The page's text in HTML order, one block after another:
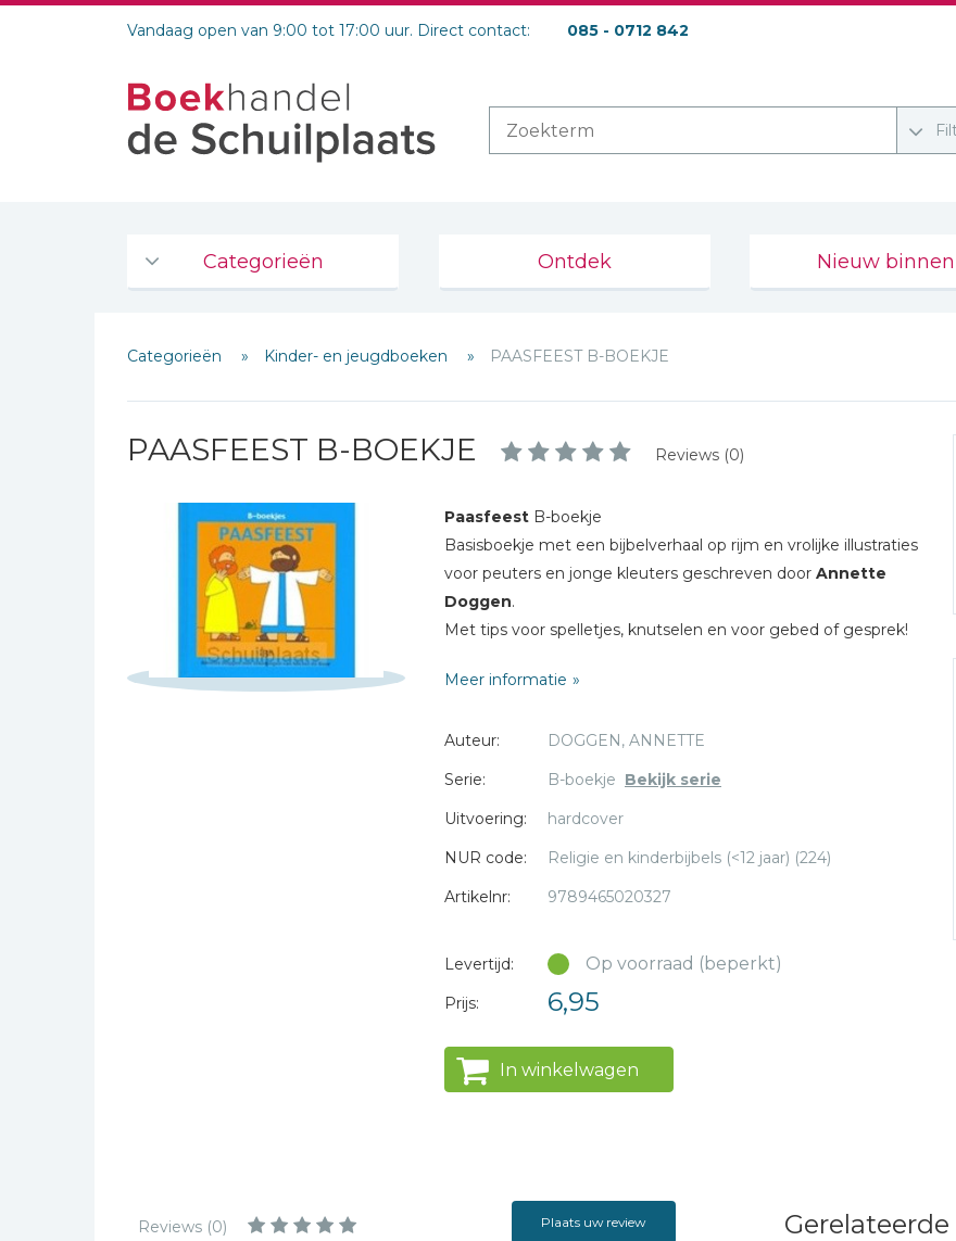
Vandaag open van 9:00 tot 17:00 uur. Direct contact: 085 - 0712 842
Categorieën
De Bijbel
Bijbelse Dagboeken 2026
Bijbelstudie groepen
Bibles Foreign
Languages
Bijbelstudie
Geloof, duurzaamheid
en mileu
Benodigdheden voor
kerken
Ontdek Nieuw binnen
Categorieën Kinder- en jeugdboeken PAASFEEST B-BOEKJE
PAASFEEST B-BOEKJE Reviews (0)
Paasfeest B-boekje
Basisboekje met een bijbelverhaal op rijm en vrolijke illustraties
voor peuters en jonge kleuters geschreven door Annette
Doggen.
Met tips voor spelletjes, knutselen en voor gebed of gesprek!
Meer informatie
Auteur:
DOGGEN, ANNETTE
Serie:
B-boekje Bekijk serie
Uitvoering:
hardcover
NUR code:
Religie en kinderbijbels (<12 jaar) (224)
Artikelnr:
9789465020327
Levertijd: Op voorraad (beperkt)
Prijs: 6,95
In winkelwagen
Reviews (0) Plaats uw review
Schrijf hieronder je review!
E-mail *